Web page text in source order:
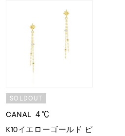
SOLDOUT
CANAL ４℃
K10イエローゴールド ピ